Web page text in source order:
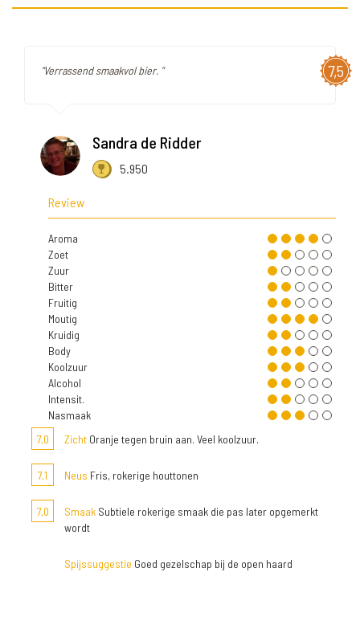
7,5
"Verrassend smaakvol bier. "
Sandra de Ridder
5.950
Review
Aroma
Zoet
Zuur
Bitter
Fruitig
Moutig
Kruidig
Body
Koolzuur
Alcohol
Intensit.
Nasmaak
7,0
Zicht Oranje tegen bruin aan. Veel koolzuur.
7,1 Neus Fris, rokerige houttonen
7,0 Smaak Subtiele rokerige smaak die pas later opgemerkt
wordt
Spijssuggestie Goed gezelschap bij de open haard